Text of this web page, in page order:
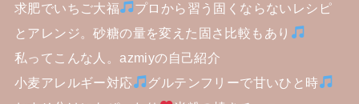
求肥でいちご大福
プロから習う固くならないレシピ
とアレンジ。砂糖の量を変えた固さ比較もあり
私ってこんな人。azmiyの自己紹介
小麦アレルギー対応
グルテンフリーで甘いひと時